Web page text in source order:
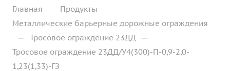
Главная — Продукты —
Металлические барьерные дорожные ограждения
— Тросовое ограждение 23ДД —
Тросовое ограждение 23ДД/У4(300)-П-0,9-2,0-
1,23(1,33)-ГЗ